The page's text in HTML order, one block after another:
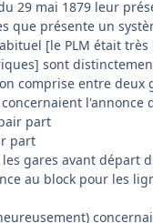
29 mai 1879 leur
que présente un
[le PLM était
sont
comprise entre deux
l'annonce
part
part
gares avant départ
au block pour les